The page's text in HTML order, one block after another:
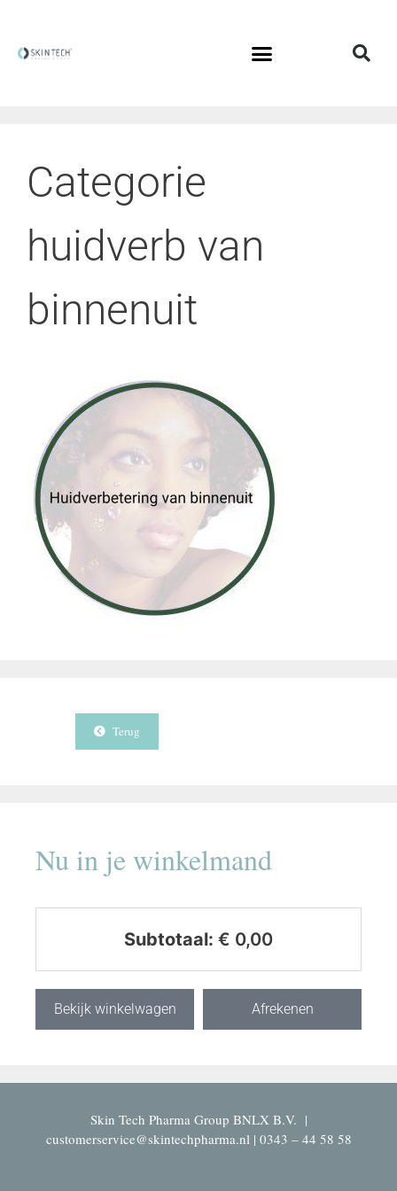
Categorie
huidverb van
binnenuit
Terug
Nu in je winkelmand
Subtotaal: € 0,00
Bekijk winkelwagen Afrekenen
Skin Tech Pharma Group BNLX B.V. |
customerservice@skintechpharma.nl | 0343 – 44 58 58